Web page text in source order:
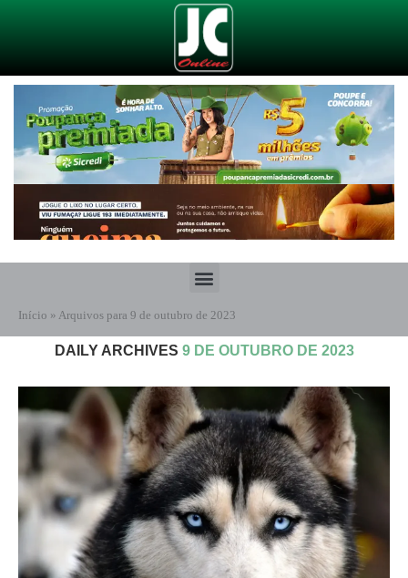
Início » Arquivos para 9 de outubro de 2023
DAILY ARCHIVES 9 DE OUTUBRO DE 2023